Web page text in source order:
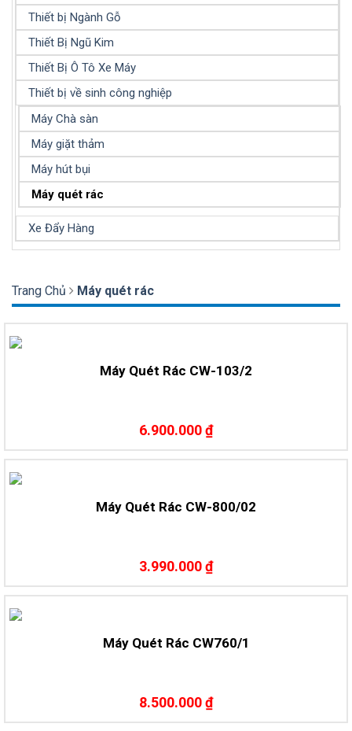
Thiết bị Ngành Gỗ
Thiết Bị Ngũ Kim
Thiết Bị Ô Tô Xe Máy
Thiết bị về sinh công nghiệp
Máy Chà sàn
Máy giặt thảm
Máy hút bụi
Máy quét rác
Xe Đẩy Hàng
Trang Chủ Máy quét rác
Máy Quét Rác CW-103/2
6.900.000 ₫
Máy Quét Rác CW-800/02
3.990.000 ₫
Máy Quét Rác CW760/1
8.500.000 ₫